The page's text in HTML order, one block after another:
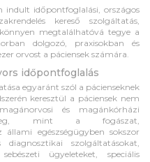
indult időpontfoglalási, országos
kereső szolgáltatás,
megtalálhatóvá tegye a
dolgozó, praxisokban és
orvost a páciensek számára.
időpontfoglalás
egyaránt szól a pácienseknek
keresztül a páciensek nem
és magánkórházi
meg, mint a fogászat,
egészségügyben sokszor
szolgáltatásokat,
ügyeleteket, speciális